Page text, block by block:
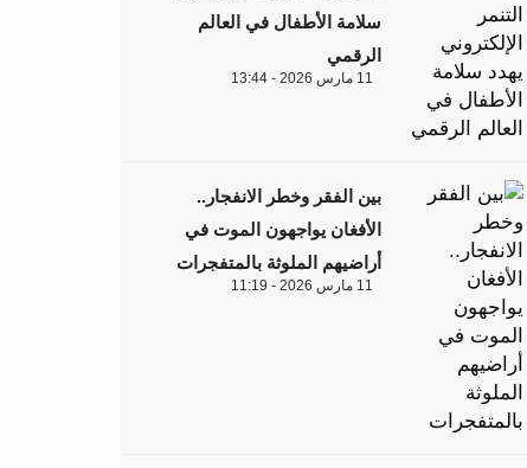
سلامة الأطفال في العالم
الرقمي
11 مارس 2026 - 13:44
بين الفقر وخطر الانفجار..
الأفغان يواجهون الموت في
أراضيهم الملوثة بالمتفجرات
11 مارس 2026 - 11:19